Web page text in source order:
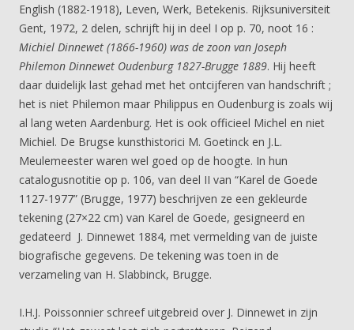
English (1882-1918), Leven, Werk, Betekenis. Rijksuniversiteit
Gent, 1972, 2 delen, schrijft hij in deel I op p. 70, noot 16 :
Michiel Dinnewet (1866-1960) was de zoon van Joseph
Philemon Dinnewet Oudenburg 1827-Brugge 1889. Hij heeft
daar duidelijk last gehad met het ontcijferen van handschrift ;
het is niet Philemon maar Philippus en Oudenburg is zoals wij
al lang weten Aardenburg. Het is ook officieel Michel en niet
Michiel. De Brugse kunsthistorici M. Goetinck en J.L.
Meulemeester waren wel goed op de hoogte. In hun
catalogusnotitie op p. 106, van deel II van “Karel de Goede
1127-1977” (Brugge, 1977) beschrijven ze een gekleurde
tekening (27×22 cm) van Karel de Goede, gesigneerd en
gedateerd J. Dinnewet 1884, met vermelding van de juiste
biografische gegevens. De tekening was toen in de
verzameling van H. Slabbinck, Brugge.
I.H.J. Poissonnier schreef uitgebreid over J. Dinnewet in zijn